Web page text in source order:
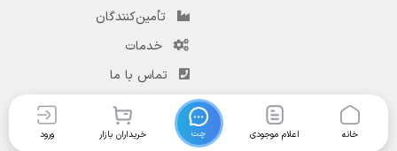
تأمین‌کنندگان
خدمات
تماس با ما
خانه اعلام موجودی چت خریداران بازار ورود